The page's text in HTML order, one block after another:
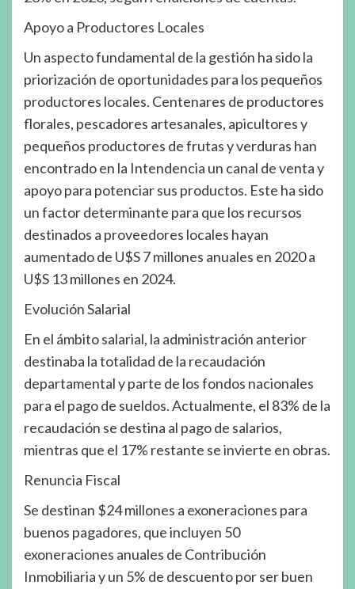
Apoyo a Productores Locales
Un aspecto fundamental de la gestión ha sido la
priorización de oportunidades para los pequeños
productores locales. Centenares de productores
florales, pescadores artesanales, apicultores y
pequeños productores de frutas y verduras han
encontrado en la Intendencia un canal de venta y
apoyo para potenciar sus productos. Este ha sido
un factor determinante para que los recursos
destinados a proveedores locales hayan
aumentado de U$S 7 millones anuales en 2020 a
U$S 13 millones en 2024.
Evolución Salarial
En el ámbito salarial, la administración anterior
destinaba la totalidad de la recaudación
departamental y parte de los fondos nacionales
para el pago de sueldos. Actualmente, el 83% de la
recaudación se destina al pago de salarios,
mientras que el 17% restante se invierte en obras.
Renuncia Fiscal
Se destinan $24 millones a exoneraciones para
buenos pagadores, que incluyen 50
exoneraciones anuales de Contribución
Inmobiliaria y un 5% de descuento por ser buen